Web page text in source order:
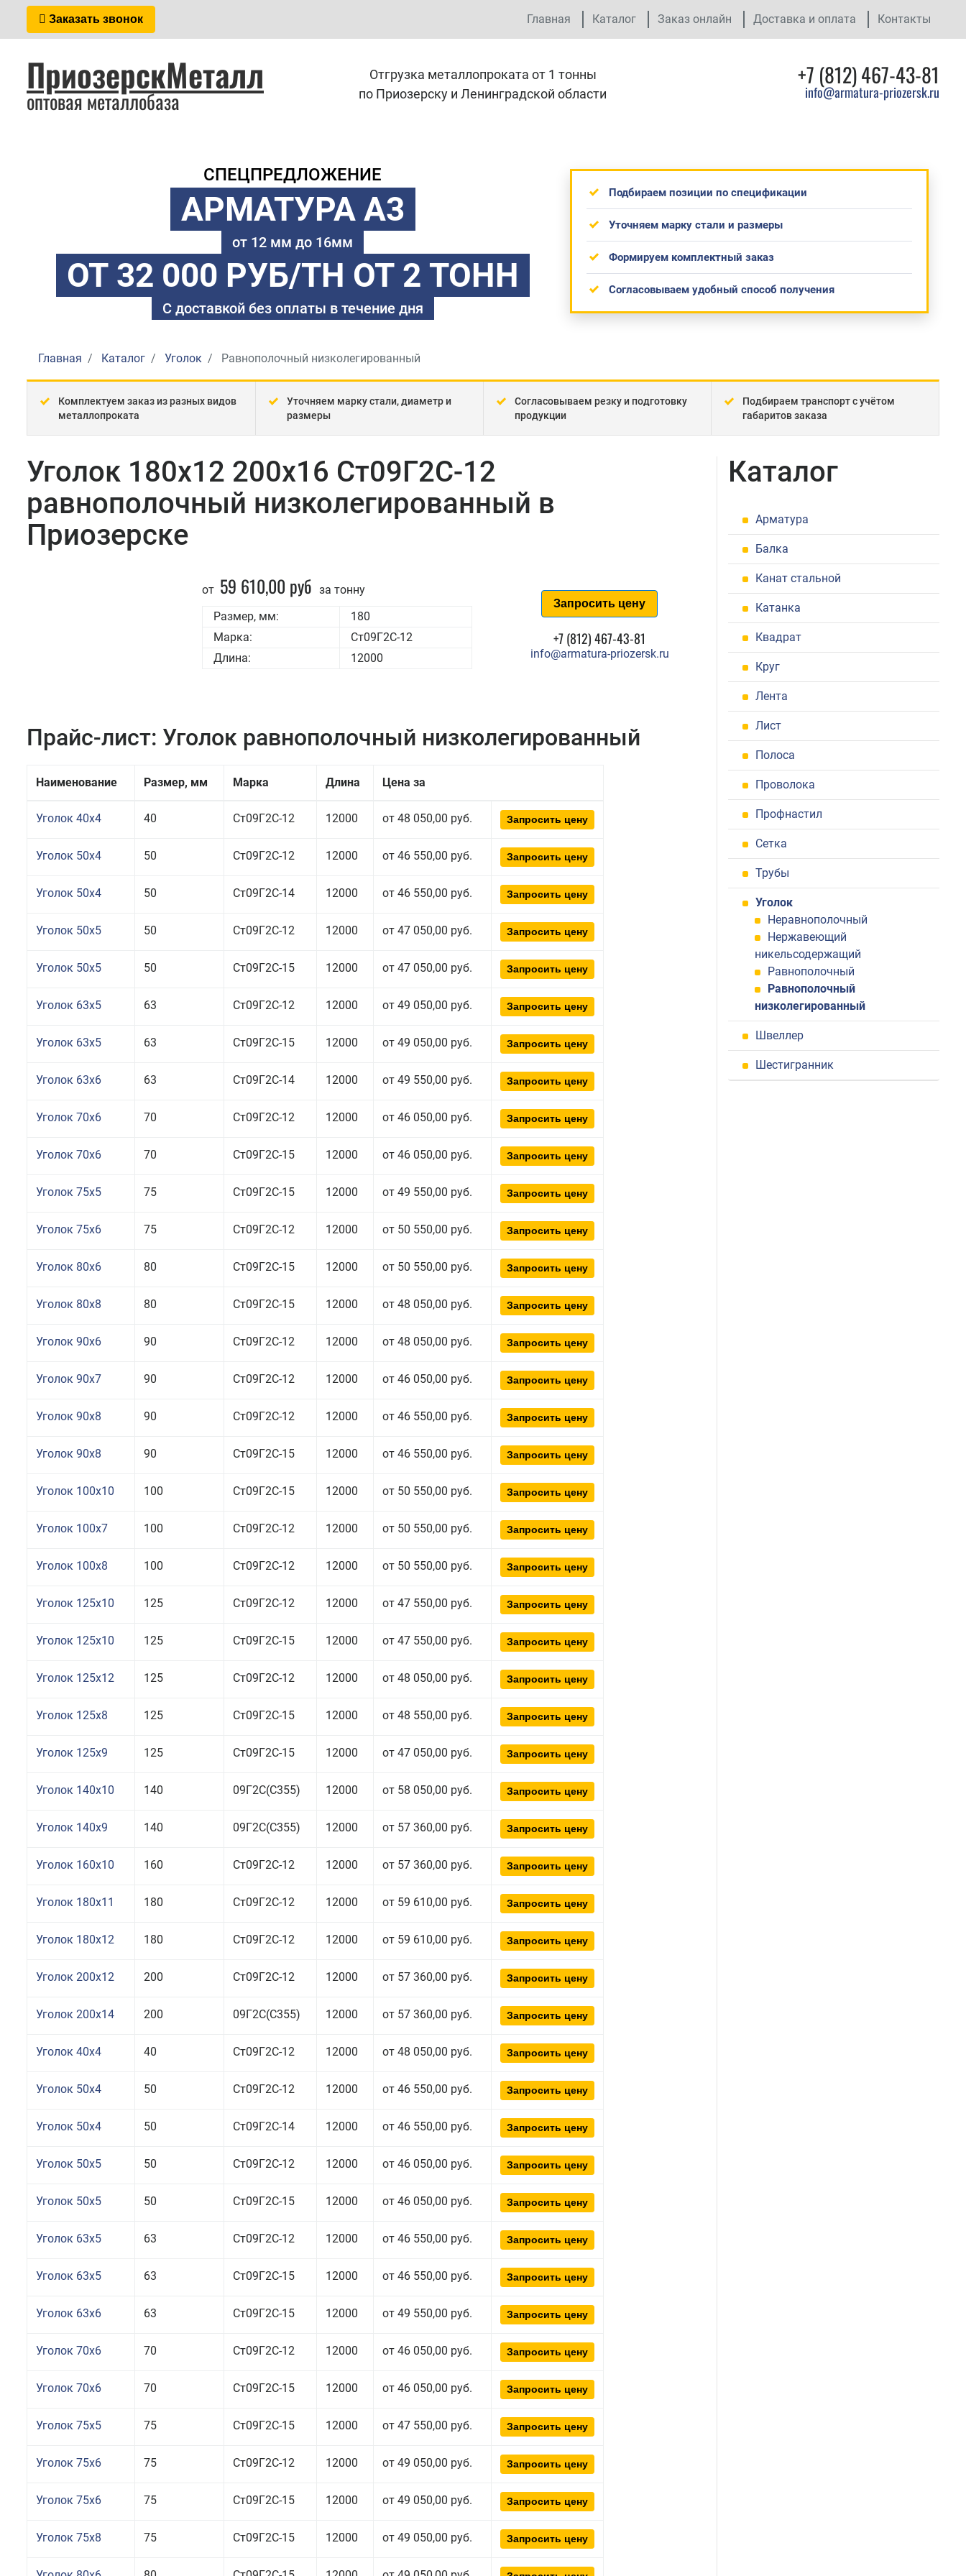
Заказать звонок Главная Каталог Заказ онлайн Доставка и оплата Контакты
ПриозерскМеталл
оптовая металлобаза
Отгрузка металлопроката от 1 тонны
по Приозерску и Ленинградской области
+7 (812) 467-43-81
info@armatura-priozersk.ru
СПЕЦПРЕДЛОЖЕНИЕ
АРМАТУРА А3
от 12 мм до 16мм
ОТ 32 000 РУБ/ТН ОТ 2 ТОНН
С доставкой без оплаты в течение дня
Подбираем позиции по спецификации
Уточняем марку стали и размеры
Формируем комплектный заказ
Согласовываем удобный способ получения
Главная Каталог Уголок Равнополочный низколегированный
Комплектуем заказ из разных видов
металлопроката
Уточняем марку стали, диаметр и
размеры
Согласовываем резку и подготовку
продукции
Подбираем транспорт с учётом
габаритов заказа
Уголок 180x12 200x16 Ст09Г2С-12
равнополочный низколегированный в
Приозерске
от 59 610,00 руб за тонну
Размер, мм:
180
Марка:
Ст09Г2С-12
Длина:
12000
Запросить цену
+7 (812) 467-43-81
info@armatura-priozersk.ru
Прайс-лист: Уголок равнополочный низколегированный
Наименование Размер, мм Марка Длина Цена за
Уголок 40x4 40 Ст09Г2С-12 12000 от 48 050,00 руб. Запросить цену
Уголок 50x4 50 Ст09Г2С-12 12000 от 46 550,00 руб. Запросить цену
Уголок 50x4 50 Ст09Г2С-14 12000 от 46 550,00 руб. Запросить цену
Уголок 50x5 50 Ст09Г2С-12 12000 от 47 050,00 руб. Запросить цену
Уголок 50x5 50 Ст09Г2С-15 12000 от 47 050,00 руб. Запросить цену
Уголок 63x5 63 Ст09Г2С-12 12000 от 49 050,00 руб. Запросить цену
Уголок 63x5 63 Ст09Г2С-15 12000 от 49 050,00 руб. Запросить цену
Уголок 63x6 63 Ст09Г2С-14 12000 от 49 550,00 руб. Запросить цену
Уголок 70x6 70 Ст09Г2С-12 12000 от 46 050,00 руб. Запросить цену
Уголок 70x6 70 Ст09Г2С-15 12000 от 46 050,00 руб. Запросить цену
Уголок 75x5 75 Ст09Г2С-15 12000 от 49 550,00 руб. Запросить цену
Уголок 75x6 75 Ст09Г2С-12 12000 от 50 550,00 руб. Запросить цену
Уголок 80x6 80 Ст09Г2С-15 12000 от 50 550,00 руб. Запросить цену
Уголок 80x8 80 Ст09Г2С-15 12000 от 48 050,00 руб. Запросить цену
Уголок 90x6 90 Ст09Г2С-12 12000 от 48 050,00 руб. Запросить цену
Уголок 90x7 90 Ст09Г2С-12 12000 от 46 050,00 руб. Запросить цену
Уголок 90x8 90 Ст09Г2С-12 12000 от 46 550,00 руб. Запросить цену
Уголок 90x8 90 Ст09Г2С-15 12000 от 46 550,00 руб. Запросить цену
Уголок 100x10 100 Ст09Г2С-15 12000 от 50 550,00 руб. Запросить цену
Уголок 100x7 100 Ст09Г2С-12 12000 от 50 550,00 руб. Запросить цену
Уголок 100x8 100 Ст09Г2С-12 12000 от 50 550,00 руб. Запросить цену
Уголок 125x10 125 Ст09Г2С-12 12000 от 47 550,00 руб. Запросить цену
Уголок 125x10 125 Ст09Г2С-15 12000 от 47 550,00 руб. Запросить цену
Уголок 125x12 125 Ст09Г2С-12 12000 от 48 050,00 руб. Запросить цену
Уголок 125x8 125 Ст09Г2С-15 12000 от 48 550,00 руб. Запросить цену
Уголок 125x9 125 Ст09Г2С-15 12000 от 47 050,00 руб. Запросить цену
Уголок 140x10 140 09Г2С(С355) 12000 от 58 050,00 руб. Запросить цену
Уголок 140x9 140 09Г2С(С355) 12000 от 57 360,00 руб. Запросить цену
Уголок 160x10 160 Ст09Г2С-12 12000 от 57 360,00 руб. Запросить цену
Уголок 180x11 180 Ст09Г2С-12 12000 от 59 610,00 руб. Запросить цену
Уголок 180x12 180 Ст09Г2С-12 12000 от 59 610,00 руб. Запросить цену
Уголок 200x12 200 Ст09Г2С-12 12000 от 57 360,00 руб. Запросить цену
Уголок 200x14 200 09Г2С(С355) 12000 от 57 360,00 руб. Запросить цену
Уголок 40x4 40 Ст09Г2С-12 12000 от 48 050,00 руб. Запросить цену
Уголок 50x4 50 Ст09Г2С-12 12000 от 46 550,00 руб. Запросить цену
Уголок 50x4 50 Ст09Г2С-14 12000 от 46 550,00 руб. Запросить цену
Уголок 50x5 50 Ст09Г2С-12 12000 от 46 050,00 руб. Запросить цену
Уголок 50x5 50 Ст09Г2С-15 12000 от 46 050,00 руб. Запросить цену
Уголок 63x5 63 Ст09Г2С-12 12000 от 46 550,00 руб. Запросить цену
Уголок 63x5 63 Ст09Г2С-15 12000 от 46 550,00 руб. Запросить цену
Уголок 63x6 63 Ст09Г2С-15 12000 от 49 550,00 руб. Запросить цену
Уголок 70x6 70 Ст09Г2С-12 12000 от 46 050,00 руб. Запросить цену
Уголок 70x6 70 Ст09Г2С-15 12000 от 46 050,00 руб. Запросить цену
Уголок 75x5 75 Ст09Г2С-15 12000 от 47 550,00 руб. Запросить цену
Уголок 75x6 75 Ст09Г2С-12 12000 от 49 050,00 руб. Запросить цену
Уголок 75x6 75 Ст09Г2С-15 12000 от 49 050,00 руб. Запросить цену
Уголок 75x8 75 Ст09Г2С-15 12000 от 49 050,00 руб. Запросить цену
Каталог
Арматура
Балка
Канат стальной
Катанка
Квадрат
Круг
Лента
Лист
Полоса
Проволока
Профнастил
Сетка
Трубы
Уголок
Неравнополочный
Нержавеющий
никельсодержащий
Равнополочный
Равнополочный
низколегированный
Швеллер
Шестигранник